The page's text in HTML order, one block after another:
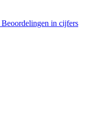
Beoordelingen in cijfers